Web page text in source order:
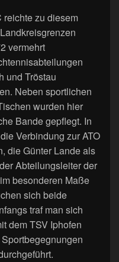
reichte zu diesem
vermehrt
und Tröstau
Neben sportlichen
wurden hier
Bande gepflegt. In
Verbindung zur ATO
die Günter Lande als
Abteilungsleiter der
besonderen Maße
sich beide
traf man sich
dem TSV Iphofen